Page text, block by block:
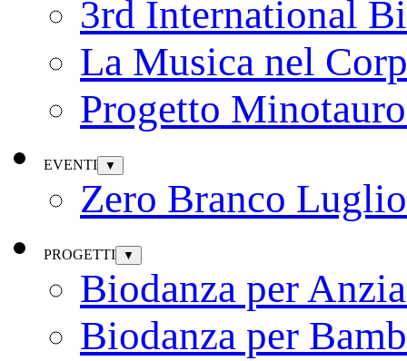
3rd International
La Musica nel
Progetto
EVENTI ▼
Zero Branco
PROGETTI ▼
Biodanza per
Biodanza per